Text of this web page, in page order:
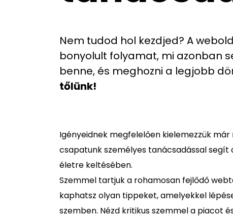
Nem tudod hol kezdjed? A
bonyolult folyamat, mi azonban
benne, és meghozni a legjobb
tőlünk!
Igényeidnek megfelelően kielemezzük
csapatunk személyes tanácsadással
életre keltésében.
Szemmel tartjuk a rohamosan fejlődő
kaphatsz olyan tippeket, amelyekkel
szemben. Nézd kritikus szemmel a piacot